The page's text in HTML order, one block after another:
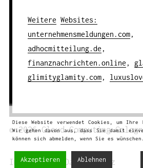
h
e
n
a
c
Weitere Websites :
unternehmensmeldungen.com,
adhocmitteilung.de ,
finanznachrichten.online ,
glimityglamity.com,
© 2026Cloud Computing
Impressum| Datenschutz
Diese Website verwendet Cookies, um Ihre
Wir gehen davon aus, dass Sie damit
können sich abmelden, wenn Sie es
Akzeptieren Ablehnen